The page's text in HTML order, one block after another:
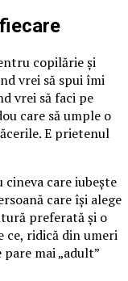
copilărie și
vrei să spui îmi
vrei să faci pe
care să umple o
E prietenul
care iubește
care își alege
preferată și o
ce, ridică din umeri
pare mai „adult”